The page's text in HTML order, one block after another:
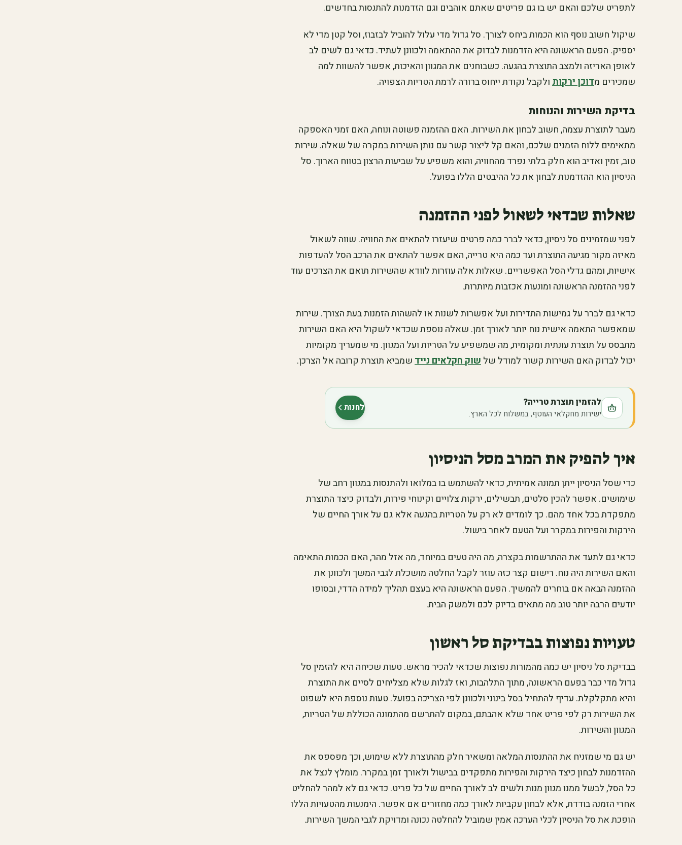
לתפריט שלכם והאם יש בו גם פריטים שאתם אוהבים וגם הזדמנות להתנסות בחדשים.
שיקול חשוב נוסף הוא הכמות ביחס לצורך. סל גדול מדי עלול להוביל לבזבוז, וסל קטן מדי לא
יספיק. הפעם הראשונה היא הזדמנות לבדוק את ההתאמה ולכוונן לעתיד. כדאי גם לשים לב
לאופן האריזה ולמצב התוצרת בהגעה. כשבוחנים את המגוון והאיכות, אפשר להשוות למה
שמכירים מדוכן ירקותולקבל נקודת ייחוס ברורה לרמת הטריות הצפויה.
בדיקת השירות והנוחות
מעבר לתוצרת עצמה, חשוב לבחון את השירות. האם ההזמנה פשוטה ונוחה, האם זמני האספקה
מתאימים ללוח הזמנים שלכם, והאם קל ליצור קשר עם נותן השירות במקרה של שאלה. שירות
טוב, זמין ואדיב הוא חלק בלתי נפרד מהחוויה, והוא משפיע על שביעות הרצון בטווח הארוך. סל
הניסיון הוא ההזדמנות לבחון את כל ההיבטים הללו בפועל.
שאלות שכדאי לשאול לפני ההזמנה
לפני שמזמינים סל ניסיון, כדאי לברר כמה פרטים שיעזרו להתאים את החוויה. שווה לשאול
מאיזה מקור מגיעה התוצרת ועד כמה היא טרייה, האם אפשר להתאים את הרכב הסל להעדפות
אישיות, ומהם גדלי הסל האפשריים. שאלות אלה עוזרות לוודא שהשירות תואם את הצרכים עוד
לפני ההזמנה הראשונה ומונעות אכזבות מיותרות.
כדאי גם לברר על גמישות התדירות ועל אפשרות לשנות או להשהות הזמנות בעת הצורך. שירות
שמאפשר התאמה אישית נוח יותר לאורך זמן. שאלה נוספת שכדאי לשקול היא האם השירות
מתבסס על תוצרת עונתית ומקומית, מה שמשפיע על הטריות ועל המגוון. מי שמעריך מקומיות
יכול לבדוק האם השירות קשור למודל שלשוק חקלאים ניידשמביא תוצרת קרובה אל הצרכן.
להזמין תוצרת טרייה?
ישירות מחקלאי העוטף, במשלוח לכל הארץ.
לחנות(נפתח בלשונית חדשה)
איך להפיק את המרב מסל הניסיון
כדי שסל הניסיון ייתן תמונה אמיתית, כדאי להשתמש בו במלואו ולהתנסות במגוון רחב של
שימושים. אפשר להכין סלטים, תבשילים, ירקות צלויים וקינוחי פירות, ולבדוק כיצד התוצרת
מתפקדת בכל אחד מהם. כך לומדים לא רק על הטריות בהגעה אלא גם על אורך החיים של
הירקות והפירות במקרר ועל הטעם לאחר בישול.
כדאי גם לתעד את ההתרשמות בקצרה, מה היה טעים במיוחד, מה אזל מהר, האם הכמות התאימה
והאם השירות היה נוח. רישום קצר כזה עוזר לקבל החלטה מושכלת לגבי המשך ולכוונן את
ההזמנה הבאה אם בוחרים להמשיך. הפעם הראשונה היא בעצם תהליך למידה הדדי, ובסופו
יודעים הרבה יותר טוב מה מתאים בדיוק לכם ולמשק הבית.
טעויות נפוצות בבדיקת סל ראשון
בבדיקת סל ניסיון יש כמה מהמורות נפוצות שכדאי להכיר מראש. טעות שכיחה היא להזמין סל
גדול מדי כבר בפעם הראשונה, מתוך התלהבות, ואז לגלות שלא מצליחים לסיים את התוצרת
והיא מתקלקלת. עדיף להתחיל בסל בינוני ולכוונן לפי הצריכה בפועל. טעות נוספת היא לשפוט
את השירות רק לפי פריט אחד שלא אהבתם, במקום להתרשם מהתמונה הכוללת של הטריות,
המגוון והשירות.
יש גם מי שמזניח את ההתנסות המלאה ומשאיר חלק מהתוצרת ללא שימוש, וכך מפספס את
ההזדמנות לבחון כיצד הירקות והפירות מתפקדים בבישול ולאורך זמן במקרר. מומלץ לנצל את
כל הסל, לבשל ממנו מגוון מנות ולשים לב לאורך החיים של כל פריט. כדאי גם לא למהר להחליט
אחרי הזמנה בודדת, אלא לבחון עקביות לאורך כמה מחזורים אם אפשר. הימנעות מהטעויות הללו
הופכת את סל הניסיון לכלי הערכה אמין שמוביל להחלטה נכונה ומדויקת לגבי המשך השירות.